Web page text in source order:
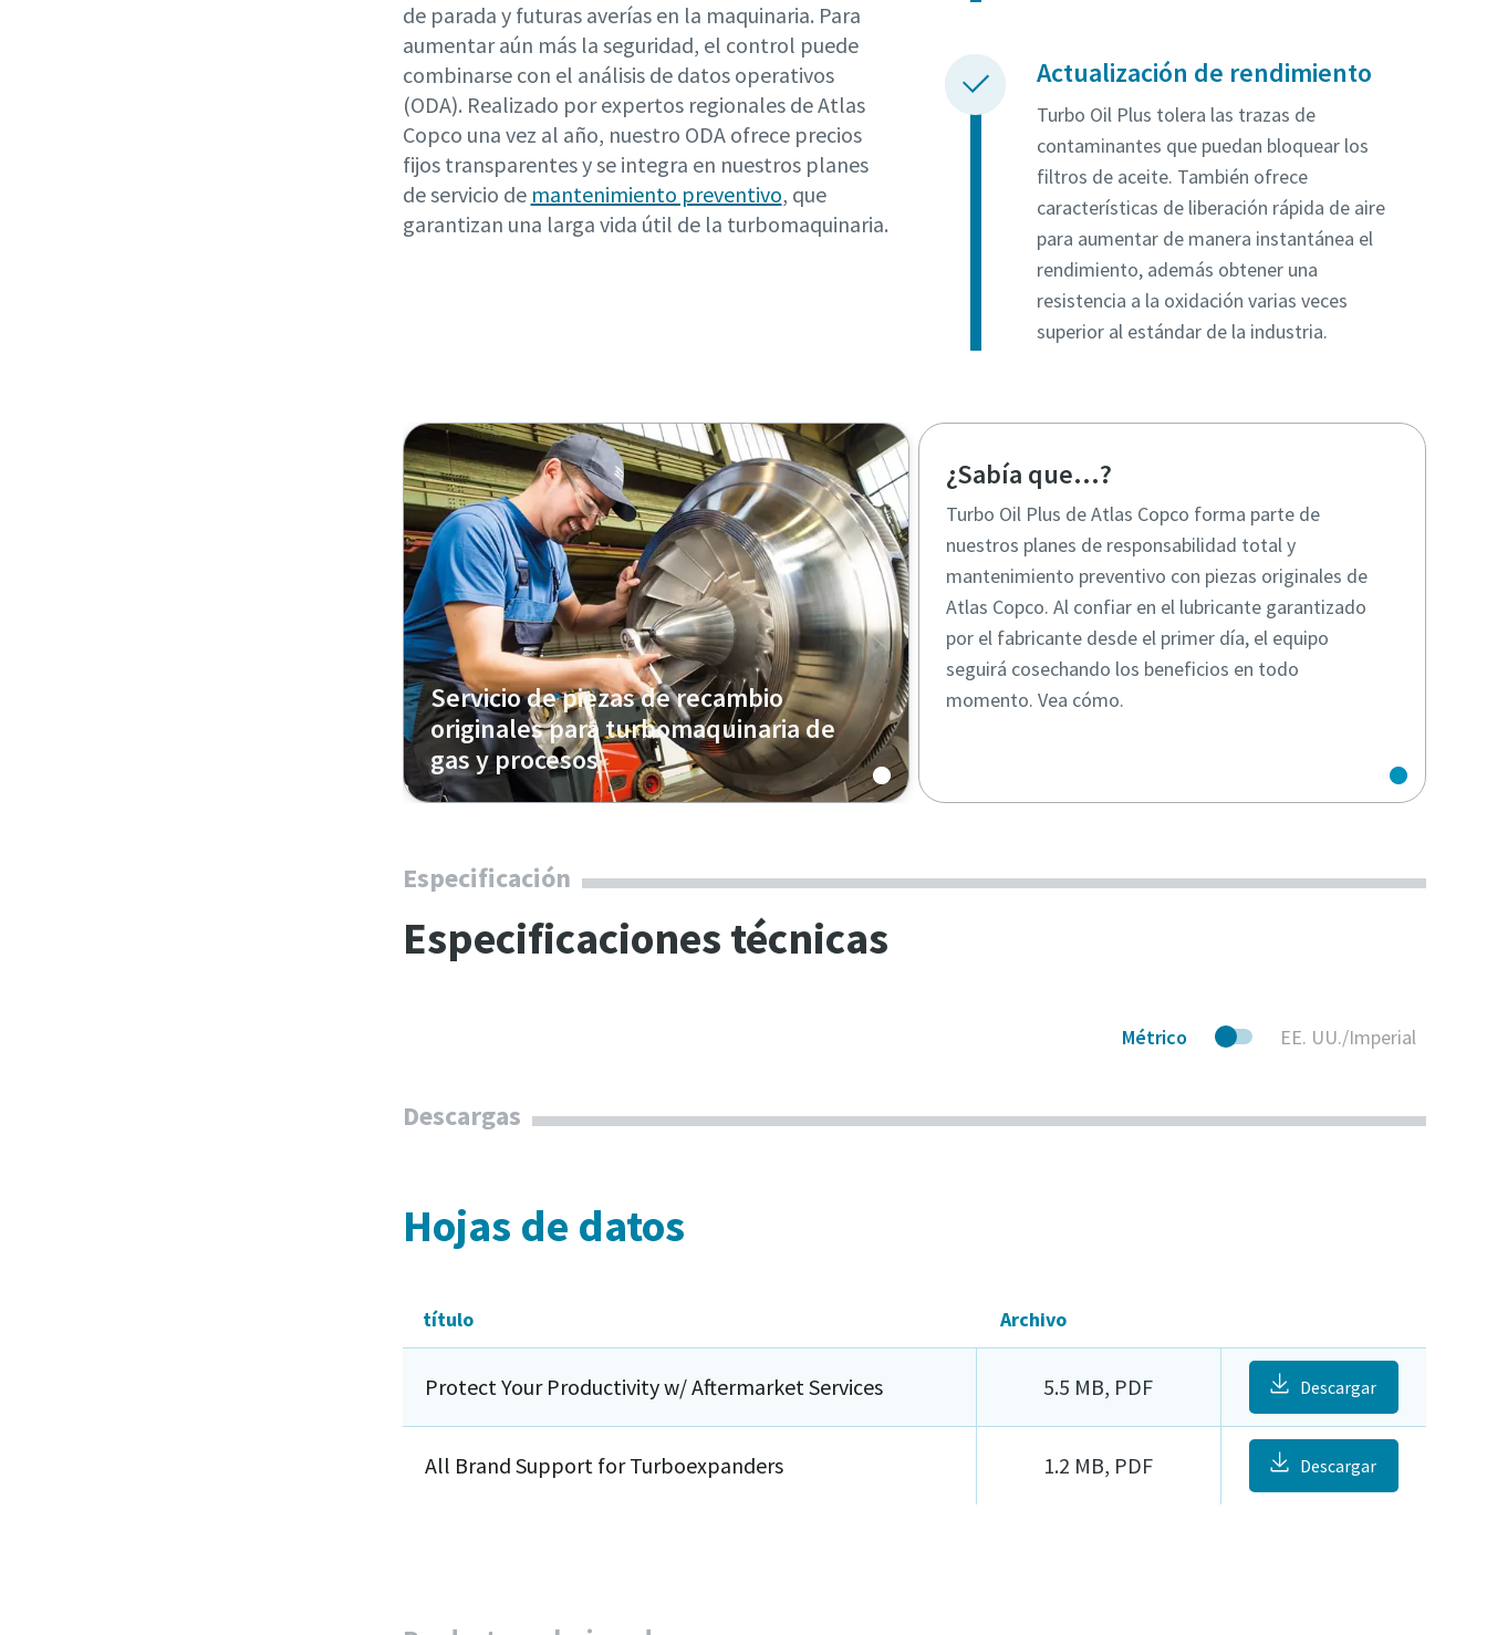
de parada y futuras averías en la maquinaria. Para
aumentar aún más la seguridad, el control puede
combinarse con el análisis de datos operativos
(ODA). Realizado por expertos regionales de Atlas
Copco una vez al año, nuestro ODA ofrece precios
fijos transparentes y se integra en nuestros planes
de servicio de mantenimiento preventivo, que
garantizan una larga vida útil de la turbomaquinaria.
Actualización de rendimiento
Turbo Oil Plus tolera las trazas de
contaminantes que puedan bloquear los
filtros de aceite. También ofrece
características de liberación rápida de aire
para aumentar de manera instantánea el
rendimiento, además obtener una
resistencia a la oxidación varias veces
superior al estándar de la industria.
Servicio de piezas de recambio
originales para turbomaquinaria de
gas y procesos
Piezas de recambio originales de la compañía que
Atlas Copco por dentro y por fuera.
¿Sabía que...?
Turbo Oil Plus de Atlas Copco forma parte de
nuestros planes de responsabilidad total y
mantenimiento preventivo con piezas originales de
Atlas Copco. Al confiar en el lubricante garantizado
por el fabricante desde el primer día, el equipo
seguirá cosechando los beneficios en todo
momento. Vea cómo.
Especificación
Especificaciones técnicas
Métrico EE. UU./Imperial
Descargas
Hojas de datos
título Archivo
5.5 MB, PDF
Protect Your Productivity w/ Aftermarket Services Descargar
1.2 MB, PDF
All Brand Support for Turboexpanders Descargar